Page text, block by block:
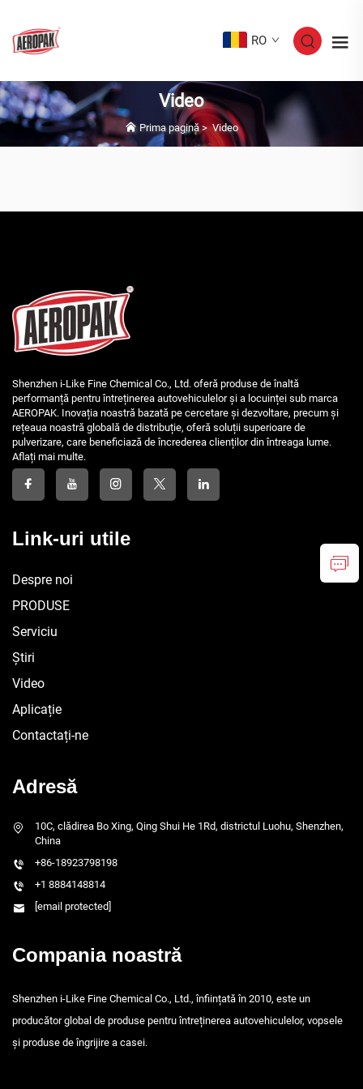
RO
Video
Prima pagină>Video
Shenzhen i-Like Fine Chemical Co., Ltd. oferă produse de înaltă
performanță pentru întreținerea autovehiculelor și a locuinței sub marca
AEROPAK. Inovația noastră bazată pe cercetare și dezvoltare, precum și
rețeaua noastră globală de distribuție, oferă soluții superioare de
pulverizare, care beneficiază de încrederea clienților din întreaga lume.
Aflați mai multe.
Link-uri utile
Despre noi
PRODUSE
Serviciu
Știri
Video
Aplicație
Contactați-ne
Adresă
10C, clădirea Bo Xing, Qing Shui He 1Rd, districtul Luohu, Shenzhen,
China
+86-18923798198
+1 8884148814
[email protected]
Compania noastră
Shenzhen i-Like Fine Chemical Co., Ltd., înființată în 2010, este un
producător global de produse pentru întreținerea autovehiculelor, vopsele
și produse de îngrijire a casei.